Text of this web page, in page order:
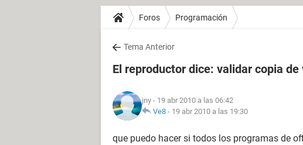
Foros Programación
Tema Anterior
El reproductor dice: validar copia de
jny - 19 abr 2010 a las 06:42
Ve8 - 19 abr 2010 a las 19:30
que puedo hacer si todos los programas de